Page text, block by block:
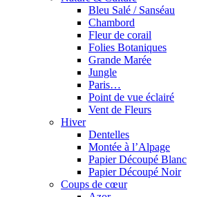
Bleu Salé / Sanséau
Chambord
Fleur de corail
Folies Botaniques
Grande Marée
Jungle
Paris…
Point de vue éclairé
Vent de Fleurs
Hiver
Dentelles
Montée à l’Alpage
Papier Découpé Blanc
Papier Découpé Noir
Coups de cœur